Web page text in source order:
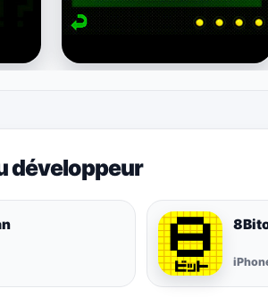
développeur